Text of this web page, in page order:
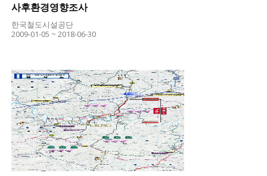
사후환경영향조사
한국철도시설공단
2009-01-05 ~ 2018-06-30